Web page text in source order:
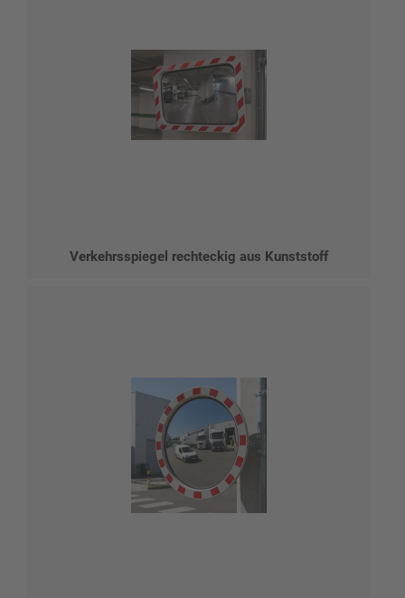
Verkehrsspiegel rechteckig aus Kunststoff